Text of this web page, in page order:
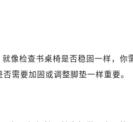
像检查书桌椅是否稳固一样，你
需要加固或调整脚垫一样重要。